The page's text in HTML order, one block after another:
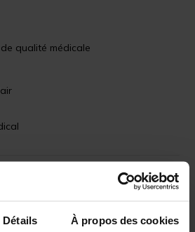
Détails À propos des cookies
qualité médicale